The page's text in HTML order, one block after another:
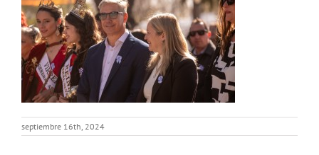
septiembre 16th, 2024